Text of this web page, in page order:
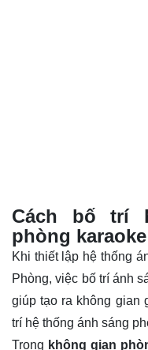
Cách bố trí
phòng karaoke
Khi thiết lập hệ thống
Phòng, việc bố trí ánh
giúp tạo ra không gian
trí hệ thống ánh sáng
Trong không gian